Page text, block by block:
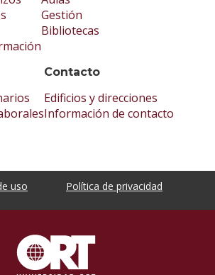
Gestión
Bibliotecas
Contacto
Edificios y direcciones
Información de contacto
uso Política de privacidad